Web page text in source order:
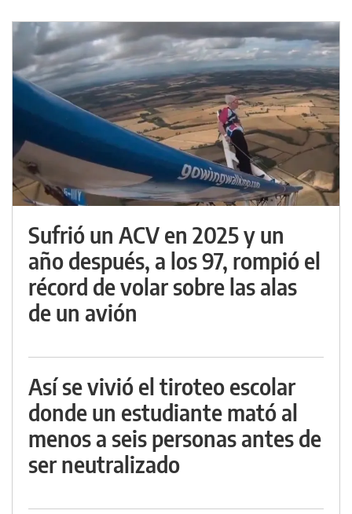
Sufrió un ACV en 2025 y un
año después, a los 97, rompió el
récord de volar sobre las alas
de un avión
Así se vivió el tiroteo escolar
donde un estudiante mató al
menos a seis personas antes de
ser neutralizado